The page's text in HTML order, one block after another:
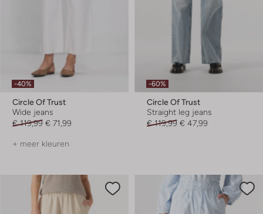
-40%
Circle Of Trust
Wide jeans
€ 119,99 € 71,99
+ meer kleuren
-60%
Circle Of Trust
Straight leg jeans
€ 119,99 € 47,99